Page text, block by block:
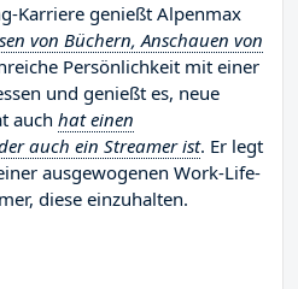
Karriere genießt Alpenmax
von Büchern, Anschauen von
Persönlichkeit mit einer
und genießt es, neue
auch hat einen
auch ein Streamer ist. Er legt
ausgewogenen Work-Life-
diese einzuhalten.